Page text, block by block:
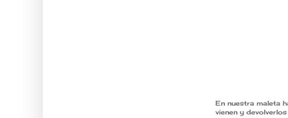
En nuestra maleta
vienen y